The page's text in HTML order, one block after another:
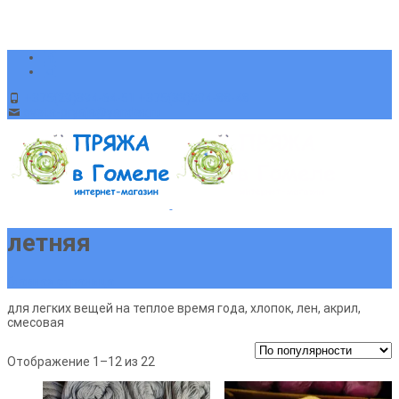
летняя
для легких вещей на теплое время года, хлопок, лен, акрил,
смесовая
Отображение 1–12 из 22
популярности